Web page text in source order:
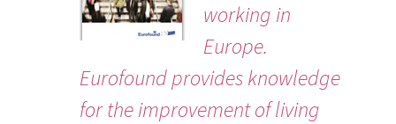
working in
Europe.
Eurofound provides knowledge
for the improvement of living